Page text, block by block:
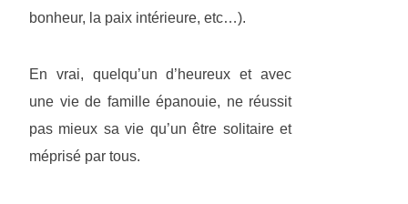
bonheur, la paix intérieure, etc…).
En vrai, quelqu’un d’heureux et avec
une vie de famille épanouie, ne réussit
pas mieux sa vie qu’un être solitaire et
méprisé par tous.